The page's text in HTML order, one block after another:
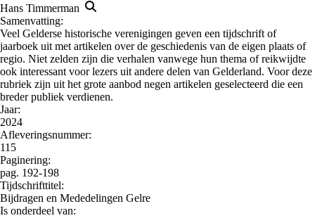
Hans Timmerman
Samenvatting:
Veel Gelderse historische verenigingen geven een tijdschrift of
jaarboek uit met artikelen over de geschiedenis van de eigen plaats of
regio. Niet zelden zijn die verhalen vanwege hun thema of reikwijdte
ook interessant voor lezers uit andere delen van Gelderland. Voor deze
rubriek zijn uit het grote aanbod negen artikelen geselecteerd die een
breder publiek verdienen.
Jaar:
2024
Afleveringsnummer:
115
Paginering:
pag. 192-198
Tijdschrifttitel:
Bijdragen en Mededelingen Gelre
Is onderdeel van: